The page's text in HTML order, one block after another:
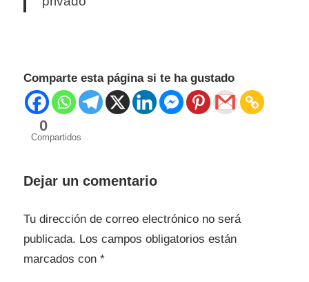
Comparte esta página si te ha gustado
0
Compartidos
Dejar un comentario
Tu dirección de correo electrónico no será
publicada. Los campos obligatorios están
marcados con *